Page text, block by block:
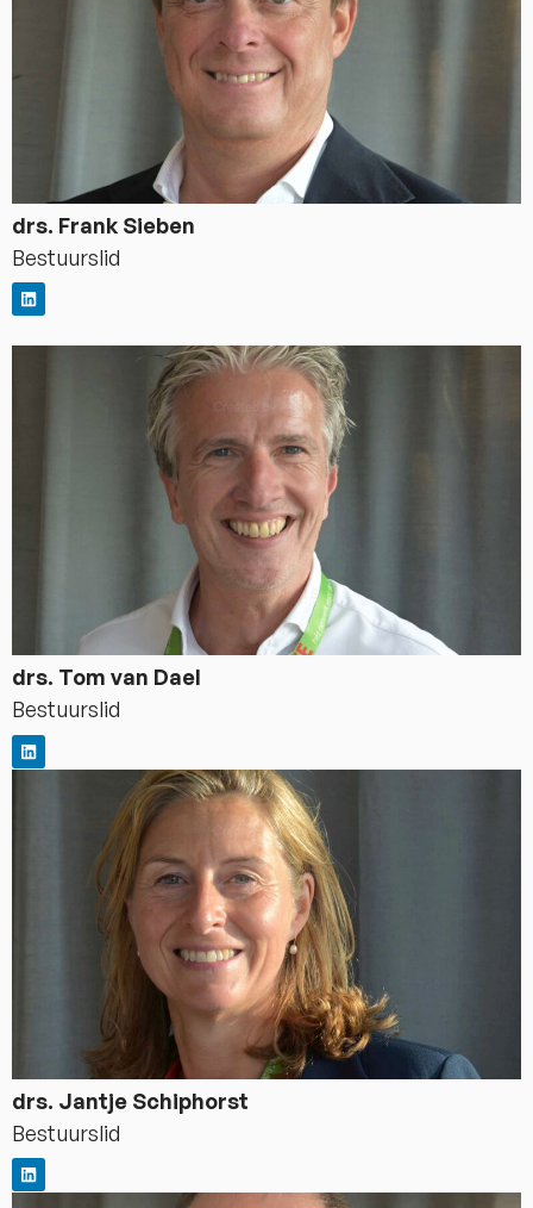
drs. Frank Sieben
Bestuurslid
drs. Tom van Dael
Bestuurslid
drs. Jantje Schiphorst
Bestuurslid